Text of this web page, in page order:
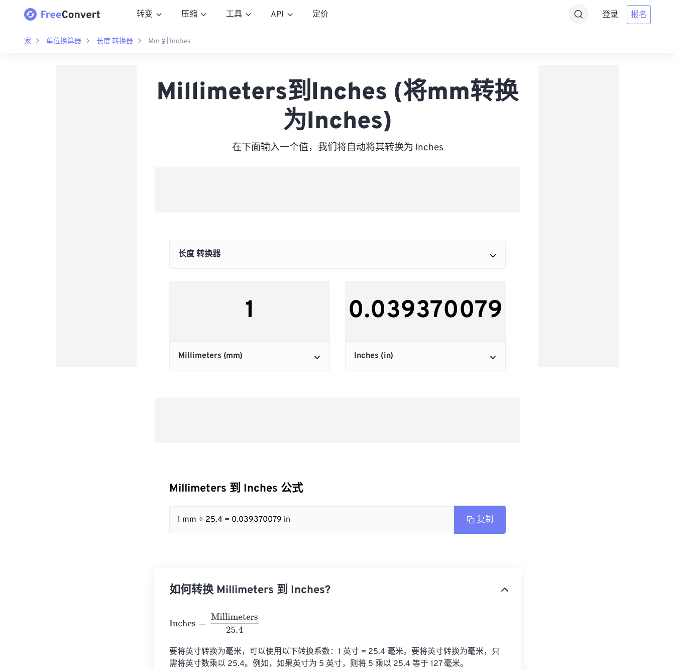
转变 压缩 工具 API 定价 登录 报名
家 单位换算器 长度 转换器 Mm 到 Inches
Millimeters到Inches (将mm转换
为Inches)
在下面输入一个值，我们将自动将其转换为 Inches
Millimeters 到 Inches 公式
1 mm ÷ 25.4 = 0.039370079 in 复制
如何转换 Millimeters 到 Inches?
Inches Millimeters25.4
要将英寸转换为毫米，可以使用以下转换系数：1 英寸 = 25.4 毫米。要将英寸转换为毫米，只
需将英寸数乘以 25.4。例如，如果英寸为 5 英寸，则将 5 乘以 25.4 等于 127 毫米。